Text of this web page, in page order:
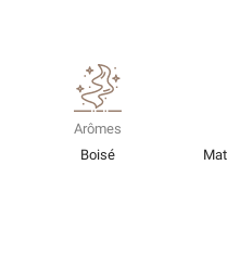
Arômes
Boisé